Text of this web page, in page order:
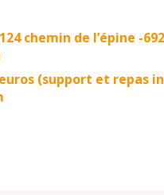
chemin de l’épine -
(support et repas